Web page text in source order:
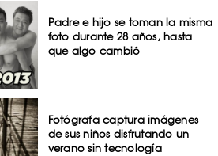
Padre e hijo se toman la misma
foto durante 28 años, hasta
que algo cambió
Fotógrafa captura imágenes
de sus niños disfrutando un
verano sin tecnología